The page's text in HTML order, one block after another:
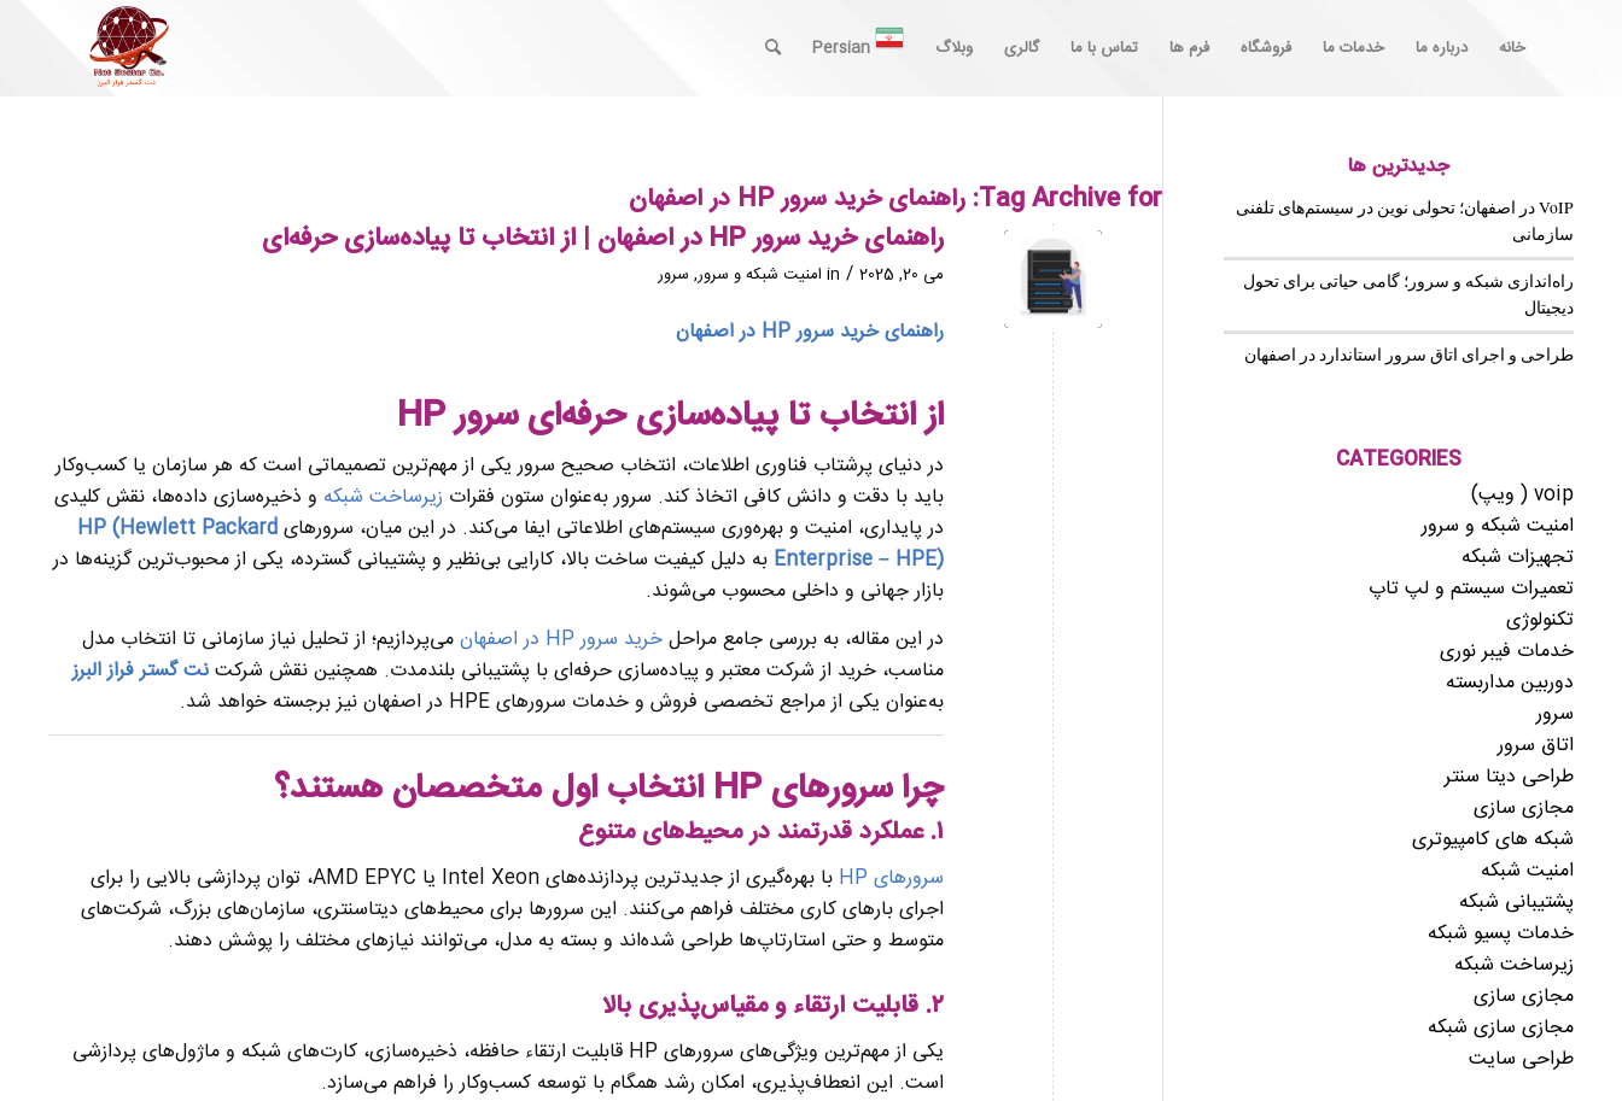
خانه درباره ما خدمات ما فروشگاه فرم ها تماس با ما گالری وبلاگ Persian
Tag Archive for: راهنمای خرید سرور HP در اصفهان
راهنمای خرید سرور HP در اصفهان | از انتخاب تا پیاده‌سازی حرفه‌ای
می 20, 2025 /
in امنیت شبکه و سرور, سرور
راهنمای خرید سرور HP در اصفهان
از انتخاب تا پیاده‌سازی حرفه‌ای سرور HP
در دنیای پرشتاب فناوری اطلاعات، انتخاب صحیح سرور یکی از مهم‌ترین تصمیماتی است که هر سازمان یا کسب‌وکار
باید با دقت و دانش کافی اتخاذ کند. سرور به‌عنوان ستون فقرات زیرساخت شبکه و ذخیره‌سازی داده‌ها، نقش کلیدی
در پایداری، امنیت و بهره‌وری سیستم‌های اطلاعاتی ایفا می‌کند. در این میان، سرورهایHP (Hewlett Packard
Enterprise – HPE) به دلیل کیفیت ساخت بالا، کارایی بی‌نظیر و پشتیبانی گسترده، یکی از محبوب‌ترین گزینه‌ها در
بازار جهانی و داخلی محسوب می‌شوند.
در این مقاله، به بررسی جامع مراحلخرید سرور HP در اصفهان
می‌پردازیم؛ از تحلیل نیاز سازمانی تا انتخاب مدل
مناسب، خرید از شرکت معتبر و پیاده‌سازی حرفه‌ای با پشتیبانی بلندمدت. همچنین نقش شرکتنت گستر فراز البرز
به‌عنوان یکی از مراجع تخصصی فروش و خدمات سرورهای HPE در اصفهان نیز برجسته خواهد شد.
چرا سرورهای HP انتخاب اول متخصصان هستند؟
۱. عملکرد قدرتمند در محیط‌های متنوع
سرورهای HP
با بهره‌گیری از جدیدترین پردازنده‌های Intel Xeon یا AMD EPYC، توان پردازشی بالایی را برای
اجرای بارهای کاری مختلف فراهم می‌کنند. این سرورها برای محیط‌های دیتاسنتری، سازمان‌های بزرگ، شرکت‌های
متوسط و حتی استارتاپ‌ها طراحی شده‌اند و بسته به مدل، می‌توانند نیازهای مختلف را پوشش دهند.
۲. قابلیت ارتقاء و مقیاس‌پذیری بالا
یکی از مهم‌ترین ویژگی‌های سرورهای HP قابلیت ارتقاء حافظه، ذخیره‌سازی، کارت‌های شبکه و ماژول‌های پردازشی
است. این انعطاف‌پذیری، امکان رشد همگام با توسعه کسب‌وکار را فراهم می‌سازد.
جدیدترین ها
VoIP در اصفهان؛ تحولی نوین در سیستم‌های تلفنی
سازمانی
راه‌اندازی شبکه و سرور؛ گامی حیاتی برای تحول
دیجیتال
طراحی و اجرای اتاق سرور استاندارد در اصفهان
CATEGORIES
voip ( ویپ)
امنیت شبکه و سرور
تجهیزات شبکه
تعمیرات سیستم و لپ تاپ
تکنولوژی
خدمات فیبر نوری
دوربین مداربسته
سرور
اتاق سرور
طراحی دیتا سنتر
مجازی سازی
شبکه های کامپیوتری
امنیت شبکه
پشتیبانی شبکه
خدمات پسیو شبکه
زیرساخت شبکه
مجازی سازی
مجازی سازی شبکه
طراحی سایت